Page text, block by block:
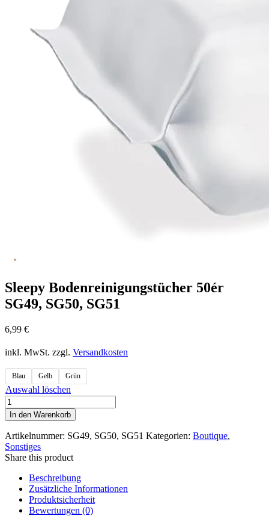
Sleepy Bodenreinigungstücher 50ér
SG49, SG50, SG51
6,99 €
inkl. MwSt. zzgl. Versandkosten
Blau Gelb Grün
Auswahl löschen
Sleepy
Bodenreinigungstücher
50ér
SG49,
SG50,
SG51
In den Warenkorb
Artikelnummer: SG49, SG50, SG51 Kategorien: Boutique,
Sonstiges
Share this product
Beschreibung
Zusätzliche Informationen
Produktsicherheit
Bewertungen (0)